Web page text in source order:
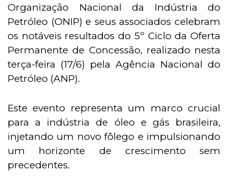
Organização Nacional da Indústria do
Petróleo (ONIP) e seus associados celebram
os notáveis resultados do 5º Ciclo da Oferta
Permanente de Concessão, realizado nesta
terça-feira (17/6) pela Agência Nacional do
Petróleo (ANP).
Este evento representa um marco crucial
para a indústria de óleo e gás brasileira,
injetando um novo fôlego e impulsionando
um horizonte de crescimento sem
precedentes.